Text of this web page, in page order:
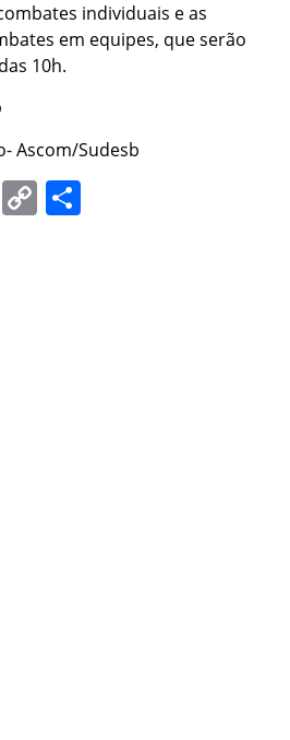
individuais e as
em equipes, que serão
10h.
Ascom/Sudesb
Telegram
Copy